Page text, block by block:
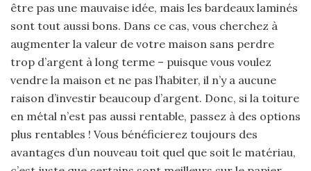
être pas une mauvaise idée, mais les bardeaux laminés
sont tout aussi bons. Dans ce cas, vous cherchez à
augmenter la valeur de votre maison sans perdre
trop d’argent à long terme – puisque vous voulez
vendre la maison et ne pas l’habiter, il n’y a aucune
raison d’investir beaucoup d’argent. Donc, si la toiture
en métal n’est pas aussi rentable, passez à des options
plus rentables ! Vous bénéficierez toujours des
avantages d’un nouveau toit quel que soit le matériau,